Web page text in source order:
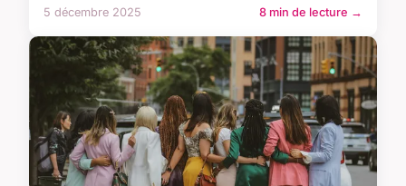
5 décembre 2025 8 min de lecture →